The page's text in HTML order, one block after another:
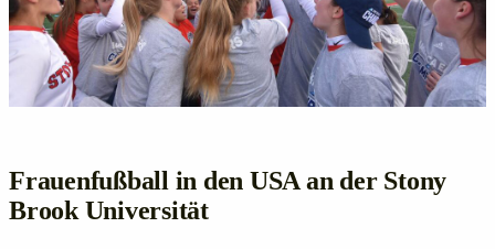
Frauenfußball in den USA an der Stony
Brook Universität